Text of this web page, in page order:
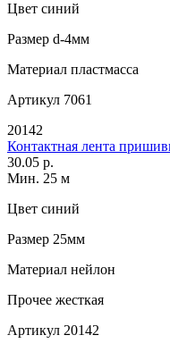
Цвет синий
Размер d-4мм
Материал пластмасса
Артикул 7061
20142
Контактная лента
30.05 р.
Мин. 25 м
Цвет синий
Размер 25мм
Материал нейлон
Прочее жесткая
Артикул 20142